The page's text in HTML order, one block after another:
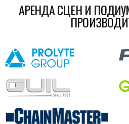
АРЕНДА СЦЕН И